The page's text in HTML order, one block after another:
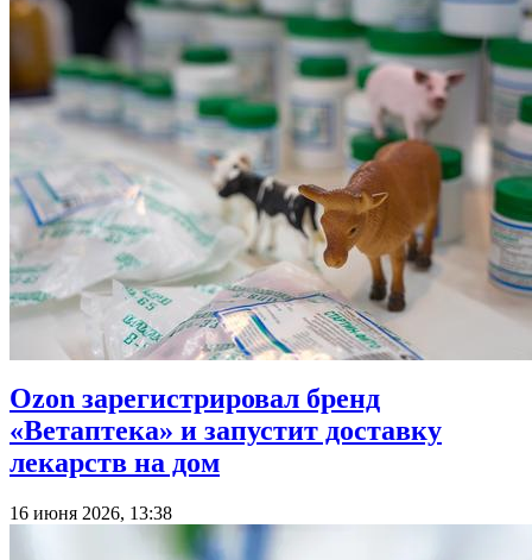
Ozon зарегистрировал бренд
«Ветаптека» и запустит доставку
лекарств на дом
16 июня 2026, 13:38